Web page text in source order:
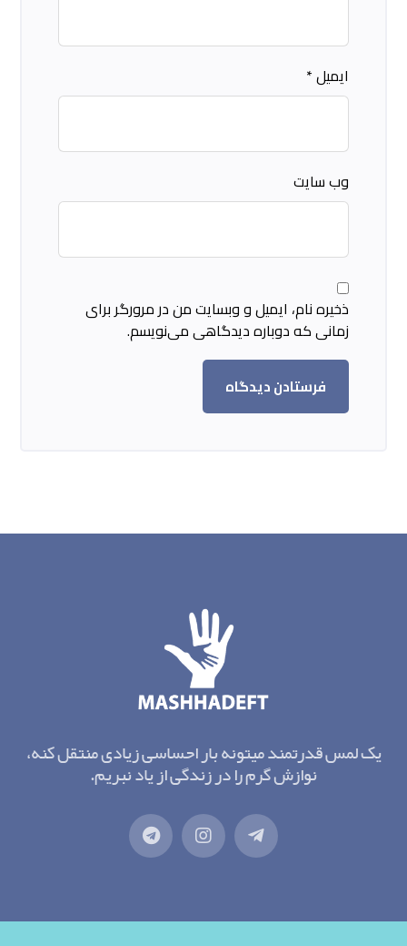
ایمیل*
وب‌ سایت
ذخیره نام، ایمیل و وبسایت من در مرورگر برای
زمانی که دوباره دیدگاهی می‌نویسم.
فرستادن دیدگاه
یک لمس قدرتمند میتونه بار احساسی زیادی منتقل کنه،
نوازش گرم را در زندگی از یاد نبریم.